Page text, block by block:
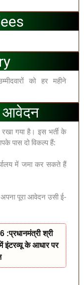
को हर महीने
आवेदन
गया है। इस भर्ती के
पास दो विकल्प हैं:
में जमा कर सकते हैं
पूरा आवेदन उसी ई-
श्री
में इंटरव्यू के आधार पर